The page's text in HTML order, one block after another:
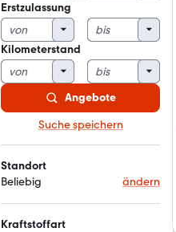
Erstzulassung
Kilometerstand
Angebote
Suche speichern
Standort
Beliebig
ändern
Kraftstoffart